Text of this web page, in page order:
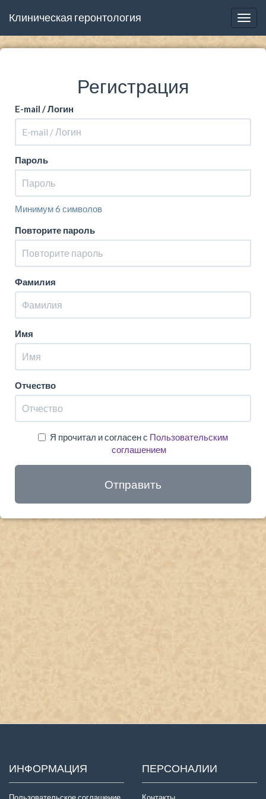
Клиническая геронтология
Регистрация
E-mail / Логин
Пароль
Минимум 6 символов
Повторите пароль
Фамилия
Имя
Отчество
Я прочитал и согласен с Пользовательским
соглашением
Отправить
ИНФОРМАЦИЯ
Пользовательское соглашение
ПЕРСОНАЛИИ
Контакты